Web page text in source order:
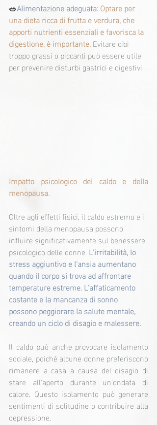
🥗Alimentazione adeguata:Optare per
una dieta ricca di frutta e verdura, che
apporti nutrienti essenziali e favorisca la
digestione, è importante.Evitare cibi
troppo grassi o piccanti può essere utile
per prevenire disturbi gastrici e digestivi.
Impatto psicologico del caldo e della
menopausa.
Oltre agli effetti fisici, il caldo estremo e i
sintomi della menopausa possono
influire significativamente sul benessere
psicologico delle donne. L'irritabilità, lo
stress aggiuntivo e l'ansia aumentano
quando il corpo si trova ad affrontare
temperature estreme. L'affaticamento
costante e la mancanza di sonno
possono peggiorare la salute mentale,
creando un ciclo di disagio e malessere.
Il caldo può anche provocare isolamento
sociale, poiché alcune donne preferiscono
rimanere a casa a causa del disagio di
stare all'aperto durante un'ondata di
calore. Questo isolamento può generare
sentimenti di solitudine o contribuire alla
depressione.